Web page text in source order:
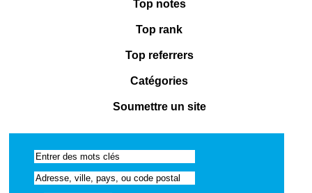
Top notes
Top rank
Top referrers
Catégories
Soumettre un site